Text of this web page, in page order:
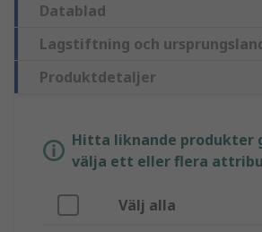
Datablad
Lagstiftning och
Produktdetaljer
Hitta liknande produkter
välja ett eller flera
Välj alla